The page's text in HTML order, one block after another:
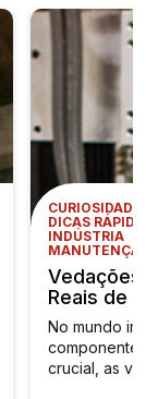
DICAS
INDÚSTRIA
Vedações
Reais de
No mundo
componente
crucial, as